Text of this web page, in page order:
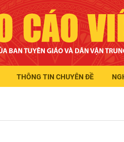
THÔNG TIN CHUYÊN ĐỀ